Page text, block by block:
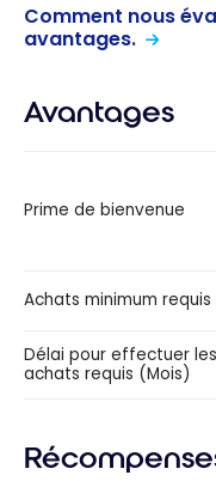
Comment nous
avantages.
Avantages
Prime de bienvenue
Achats minimum requis
Délai pour effectuer les
achats requis (Mois)